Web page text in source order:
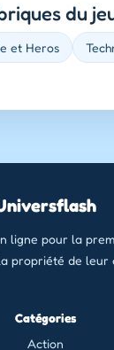
du
et Heros
ligne pour la
propriété de leur
Catégories
Action